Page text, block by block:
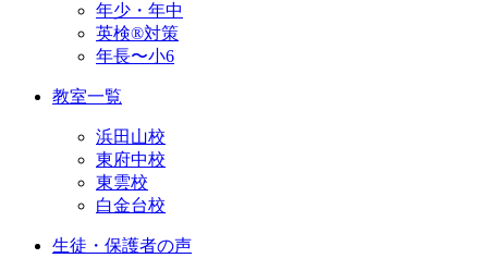
年少・年中
英検®対策
年長〜小6
教室一覧
浜田山校
東府中校
東雲校
白金台校
生徒・保護者の声